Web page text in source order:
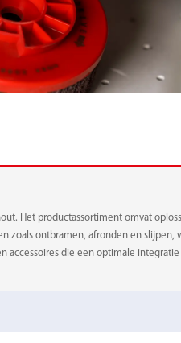
Het productassortiment omvat
zoals ontbramen, afronden en
die een optimale